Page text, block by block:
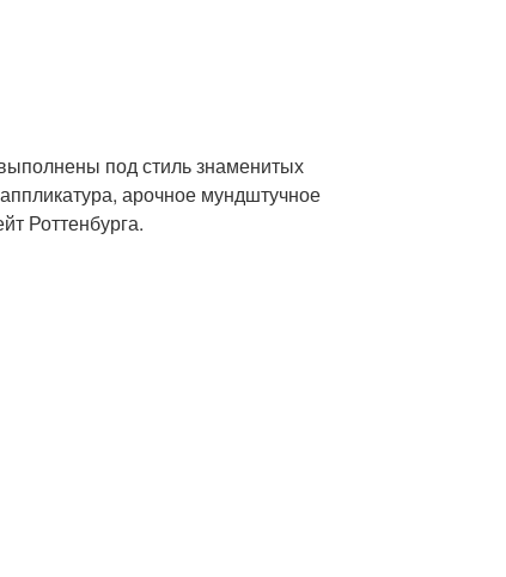
под стиль знаменитых
арочное мундштучное
Роттенбурга.